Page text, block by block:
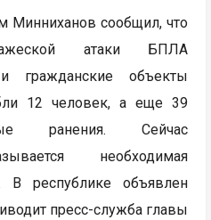
Минниханов сообщил, что
атаки БПЛА
объекты
12 человек, а еще 39
ранения. Сейчас
необходимая
В республике объявлен
пресс-служба главы